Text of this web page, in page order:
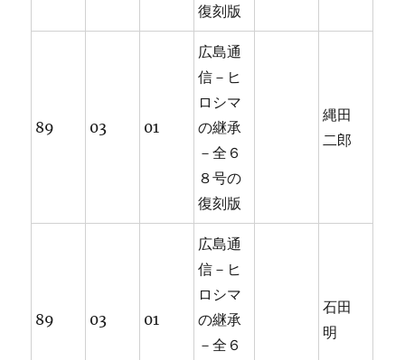
復刻版
89 03 01
広島通
信－ヒ
ロシマ
の継承
－全６
８号の
復刻版
縄田
二郎
89 03 01
広島通
信－ヒ
ロシマ
の継承
－全６
石田
明